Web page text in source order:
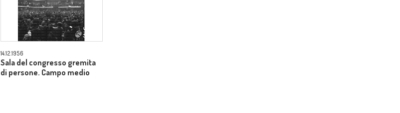
14.12.1956
Sala del congresso gremita
di persone. Campo medio